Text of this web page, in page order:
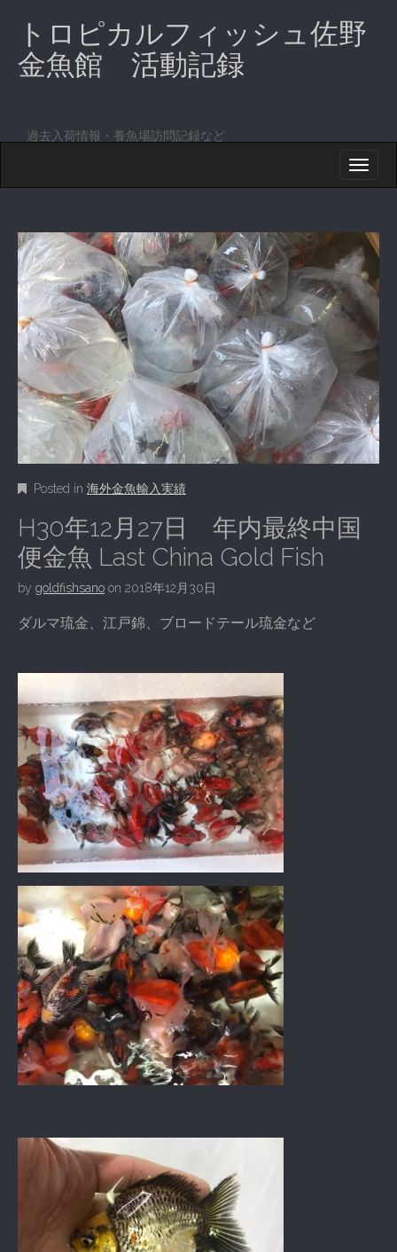
トロピカルフィッシュ佐野
金魚館 活動記録
過去入荷情報・養魚場訪問記録など
N
M
E
N
U
O
C
O
N
T
E
N
T
Posted in 海外金魚輸入実績
H30年12月27日 年内最終中国
便金魚 Last China Gold Fish
by goldfishsano on 2018年12月30日
ダルマ琉金、江戸錦、ブロードテール琉金など